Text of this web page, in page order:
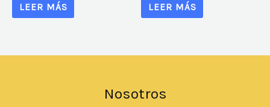
LEER MÁS LEER MÁS
Nosotros